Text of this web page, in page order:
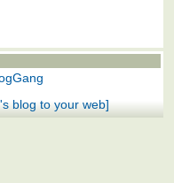
blog to your web]